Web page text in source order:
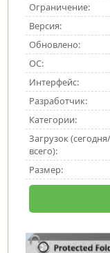
Ограничение:
Версия:
Обновлено:
ОС:
Интерфейс:
Разработчик:
Категории:
Загрузок (сегодня/
всего):
Размер: